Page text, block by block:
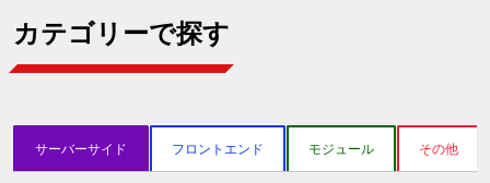
カテゴリーで探す
サーバーサイド フロントエンド モジュール その他